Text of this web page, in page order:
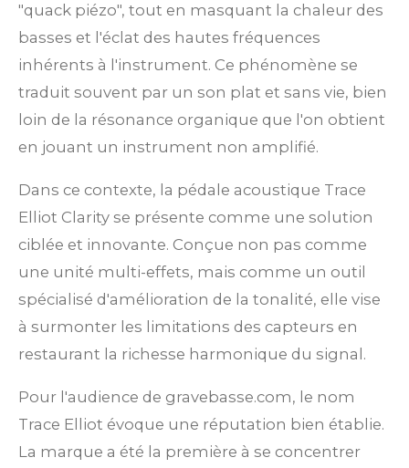
"quack piézo", tout en masquant la chaleur des
basses et l'éclat des hautes fréquences
inhérents à l'instrument. Ce phénomène se
traduit souvent par un son plat et sans vie, bien
loin de la résonance organique que l'on obtient
en jouant un instrument non amplifié.
Dans ce contexte, la pédale acoustique Trace
Elliot Clarity se présente comme une solution
ciblée et innovante. Conçue non pas comme
une unité multi-effets, mais comme un outil
spécialisé d'amélioration de la tonalité, elle vise
à surmonter les limitations des capteurs en
restaurant la richesse harmonique du signal.
Pour l'audience de gravebasse.com, le nom
Trace Elliot évoque une réputation bien établie.
La marque a été la première à se concentrer